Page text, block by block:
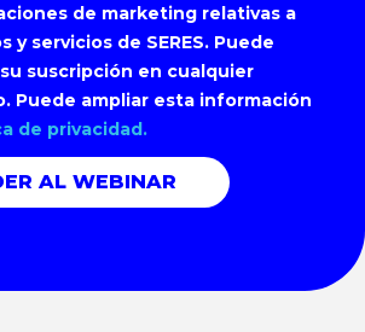
de marketing relativas a
y servicios de SERES. Puede
suscripción en cualquier
Puede ampliar esta información
de privacidad.